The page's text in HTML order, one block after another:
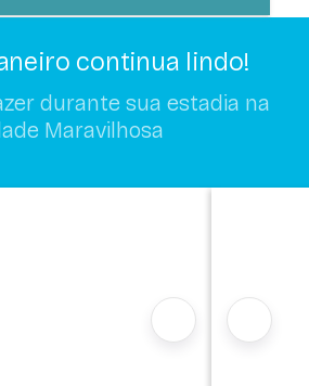
continua lindo!
durante sua estadia na
Maravilhosa